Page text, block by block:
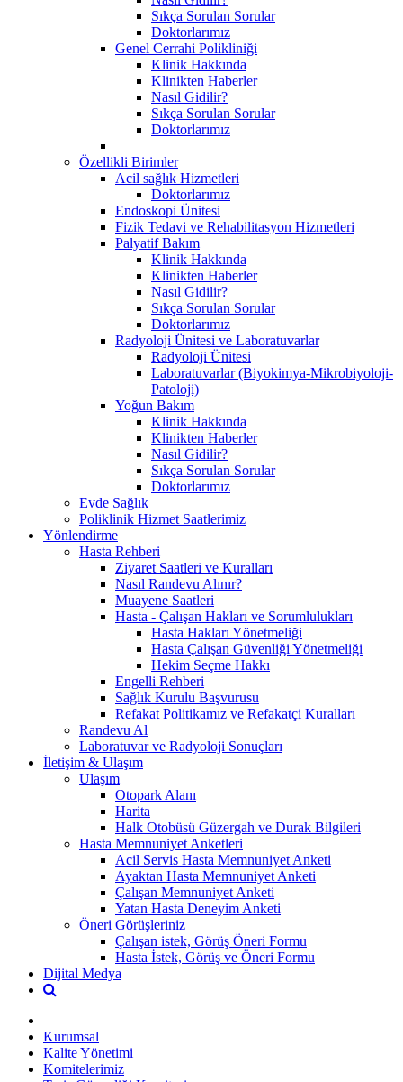
Sıkça Sorulan Sorular
Doktorlarımız
Genel Cerrahi Polikliniği
Klinik Hakkında
Klinikten Haberler
Nasıl Gidilir?
Sıkça Sorulan Sorular
Doktorlarımız
Özellikli Birimler
Acil sağlık Hizmetleri
Doktorlarımız
Endoskopi Ünitesi
Fizik Tedavi ve Rehabilitasyon Hizmetleri
Palyatif Bakım
Klinik Hakkında
Klinikten Haberler
Nasıl Gidilir?
Sıkça Sorulan Sorular
Doktorlarımız
Radyoloji Ünitesi ve Laboratuvarlar
Radyoloji Ünitesi
Laboratuvarlar (Biyokimya-Mikrobiyoloji-
Patoloji)
Yoğun Bakım
Klinik Hakkında
Klinikten Haberler
Nasıl Gidilir?
Sıkça Sorulan Sorular
Doktorlarımız
Evde Sağlık
Poliklinik Hizmet Saatlerimiz
Yönlendirme
Hasta Rehberi
Ziyaret Saatleri ve Kuralları
Nasıl Randevu Alınır?
Muayene Saatleri
Hasta - Çalışan Hakları ve Sorumlulukları
Hasta Hakları Yönetmeliği
Hasta Çalışan Güvenliği Yönetmeliği
Hekim Seçme Hakkı
Engelli Rehberi
Sağlık Kurulu Başvurusu
Refakat Politikamız ve Refakatçi Kuralları
Randevu Al
Laboratuvar ve Radyoloji Sonuçları
İletişim & Ulaşım
Ulaşım
Otopark Alanı
Harita
Halk Otobüsü Güzergah ve Durak Bilgileri
Hasta Memnuniyet Anketleri
Acil Servis Hasta Memnuniyet Anketi
Ayaktan Hasta Memnuniyet Anketi
Çalışan Memnuniyet Anketi
Yatan Hasta Deneyim Anketi
Öneri Görüşleriniz
Çalışan istek, Görüş Öneri Formu
Hasta İstek, Görüş ve Öneri Formu
Dijital Medya
Kurumsal
Kalite Yönetimi
Komitelerimiz